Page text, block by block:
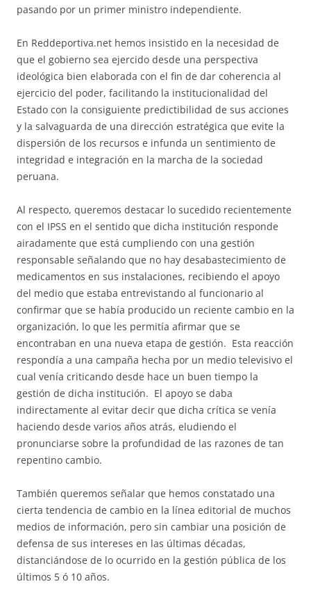
pasando por un primer ministro independiente.
En Reddeportiva.net hemos insistido en la necesidad de
que el gobierno sea ejercido desde una perspectiva
ideológica bien elaborada con el fin de dar coherencia al
ejercicio del poder, facilitando la institucionalidad del
Estado con la consiguiente predictibilidad de sus acciones
y la salvaguarda de una dirección estratégica que evite la
dispersión de los recursos e infunda un sentimiento de
integridad e integración en la marcha de la sociedad
peruana.
Al respecto, queremos destacar lo sucedido recientemente
con el IPSS en el sentido que dicha institución responde
airadamente que está cumpliendo con una gestión
responsable señalando que no hay desabastecimiento de
medicamentos en sus instalaciones, recibiendo el apoyo
del medio que estaba entrevistando al funcionario al
confirmar que se había producido un reciente cambio en la
organización, lo que les permitía afirmar que se
encontraban en una nueva etapa de gestión. Esta reacción
respondía a una campaña hecha por un medio televisivo el
cual venía criticando desde hace un buen tiempo la
gestión de dicha institución. El apoyo se daba
indirectamente al evitar decir que dicha crítica se venía
haciendo desde varios años atrás, eludiendo el
pronunciarse sobre la profundidad de las razones de tan
repentino cambio.
También queremos señalar que hemos constatado una
cierta tendencia de cambio en la línea editorial de muchos
medios de información, pero sin cambiar una posición de
defensa de sus intereses en las últimas décadas,
distanciándose de lo ocurrido en la gestión pública de los
últimos 5 ó 10 años.